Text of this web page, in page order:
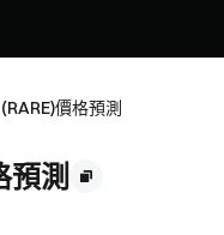
價格預測
測